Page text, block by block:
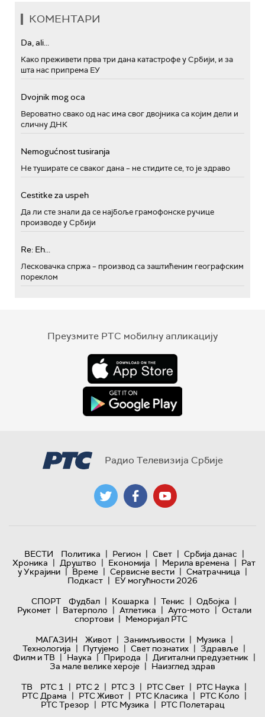
КОМЕНТАРИ
Da, ali...
Како преживети прва три дана катастрофе у Србији, и за
шта нас припрема ЕУ
Dvojnik mog oca
Вероватно свако од нас има свог двојника са којим дели и
сличну ДНК
Nemogućnost tusiranja
Не туширате се сваког дана – не стидите се, то је здраво
Cestitke za uspeh
Да ли сте знали да се најбоље грамофонске ручице
производе у Србији
Re: Eh...
Лесковачка спржа – производ са заштићеним географским
пореклом
Преузмите РТС мобилну апликацију
Радио Телевизија Србије
ВЕСТИ Политика | Регион | Свет | Србија данас |
Хроника | Друштво | Економија | Мерила времена | Рат
у Украјини | Време | Сервисне вести | Сматрачница |
Подкаст | ЕУ могућности 2026
СПОРТ
Фудбал | Кошарка | Тенис | Одбојка |
Рукомет | Ватерполо | Атлетика | Ауто-мото | Остали
спортови | Меморијал РТС
МАГАЗИН
Живот | Занимљивости | Музика |
Технологијa | Путујемо | Свет познатих | Здравље |
Филм и ТВ | Наука | Природа | Дигитални предузетник |
За мале велике хероје | Наизглед здрав
ТВ
РТС 1 | РТС 2 | РТС 3 | РТС Свет | РТС Наука |
РТС Драма | РТС Живот | РТС Класика | РТС Коло |
РТС Трезор | РТС Музика | РТС Полетарац